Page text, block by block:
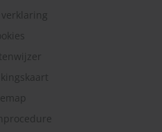
verklaring